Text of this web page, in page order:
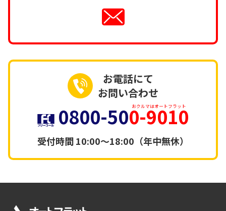
お電話にて
お問い合わせ
0800-500-9010
おクルマはオートフラット
受付時間10:00～18:00（年中無休）